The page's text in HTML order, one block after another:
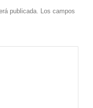
publicada. Los campos